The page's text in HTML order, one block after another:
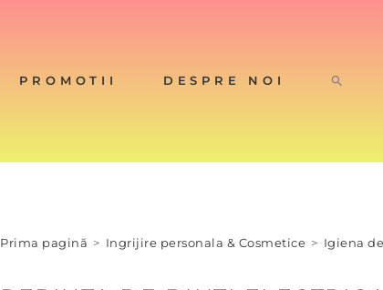
PROMOTII DESPRE NOI
Prima pagină > Ingrijire personala & Cosmetice > Igiena